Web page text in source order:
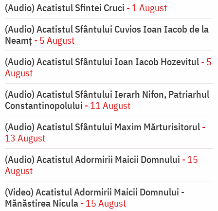
(Audio) Acatistul Sfintei Cruci - 1 August
(Audio) Acatistul Sfântului Cuvios Ioan Iacob de la
Neamț - 5 August
(Audio) Acatistul Sfântului Ioan Iacob Hozevitul- 5
August
(Audio) Acatistul Sfântului Ierarh Nifon, Patriarhul
Constantinopolului - 11 August
(Audio) Acatistul Sfântului Maxim Mărturisitorul-
13 August
(Audio) Acatistul Adormirii Maicii Domnului - 15
August
(Video) Acatistul Adormirii Maicii Domnului -
Mănăstirea Nicula- 15 August